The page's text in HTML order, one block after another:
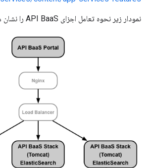
نمودار زیر نحوه تعامل اجزای API BaaS را نشان می دهد.